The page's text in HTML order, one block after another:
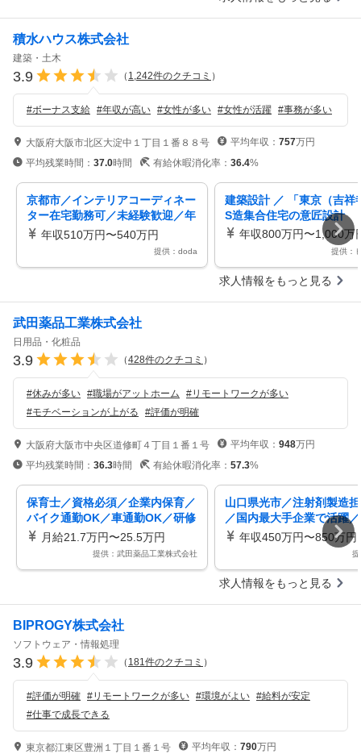
積水ハウス株式会社
建築・土木
3.9 （ 1,242件のクチコミ ）
#ボーナス支給 #年収が高い #女性が多い #女性が活躍 #事務が多い
大阪府大阪市北区大淀中１丁目１番８８号 平均年収： 757万円
平均残業時間： 37.0時間 有給休暇消化率： 36.4%
京都市／インテリアコーディネー
ター在宅勤務可／未経験歓迎／年
休１２９日／残業１０ｈ／福利厚
年収510万円〜540万円
提供：doda
建築設計 ／ 「東京（吉祥
S造集合住宅の意匠設計
年収800万円〜1,000万
提供：
求人情報をもっと見る
武田薬品工業株式会社
日用品・化粧品
3.9 （428件のクチコミ ）
#休みが多い #職場がアットホーム #リモートワークが多い
#モチベーションが上がる #評価が明確
大阪府大阪市中央区道修町４丁目１番１号 平均年収： 948万円
平均残業時間： 36.3時間 有給休暇消化率： 57.3%
保育士／資格必須／企業内保育／
バイク通勤OK／車通勤OK／研修
あり／社会保険完備／賞与あり／
禁煙・分煙／正社員
月給21.7万円〜25.5万円
提供：武田薬品工業株式会社
山口県光市／注射剤製造
／国内最大手企業で活躍
キャリアパス／借上社宅
年収450万円〜850万円
求人情報をもっと見る
BIPROGY株式会社
ソフトウェア・情報処理
3.9 （ 181件のクチコミ ）
#評価が明確 #リモートワークが多い #環境がよい #給料が安定
#仕事で成長できる
東京都江東区豊洲１丁目１番１号 平均年収： 790万円